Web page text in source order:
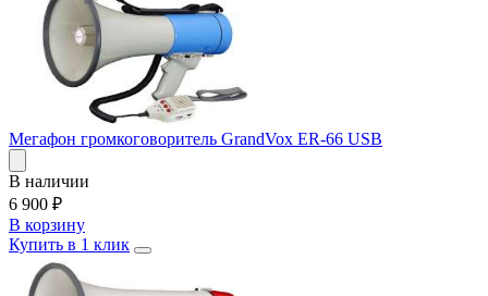
Мегафон громкоговоритель GrandVox ER-66 USB
В наличии
6 900 ₽
В корзину
Купить в 1 клик